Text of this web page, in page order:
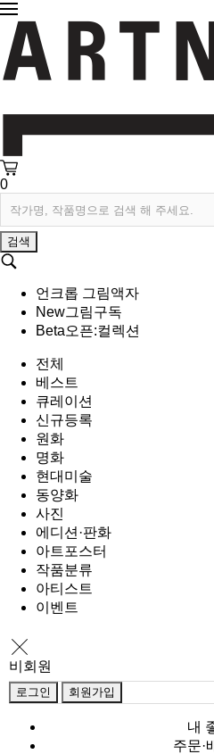
0
검색
언크롭 그림액자
New그림구독
Beta오픈:컬렉션
전체
베스트
큐레이션
신규등록
원화
명화
현대미술
동양화
사진
에디션·판화
아트포스터
작품분류
아티스트
이벤트
비회원
로그인 회원가입
내
주문·